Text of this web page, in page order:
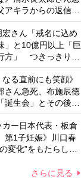
アキラからの返信」
涙で明かす「順番が
宏さん「戒名に込め
」と10億円以上「巨
方」 つきっきりで
ポートしていた元俳
なる直前にも笑顔》
さん急死、布施辰徳
誕生会」とその後の
カー日本代表・板倉
第1子妊娠》川口春
変化”をもたらした
に蝕まれる母」を演
さらに見る